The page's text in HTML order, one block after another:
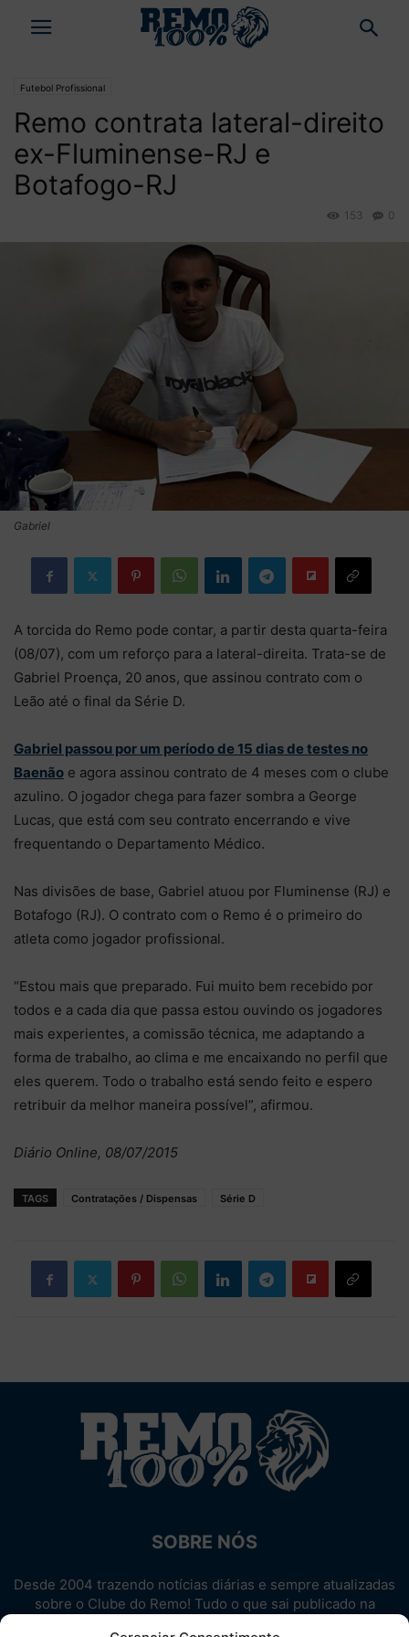
Futebol Profissional
Remo contrata lateral-direito
ex-Fluminense-RJ e
Botafogo-RJ
0
153
Gabriel
A torcida do Remo pode contar, a partir desta quarta-feira
(08/07), com um reforço para a lateral-direita. Trata-se de
Gabriel Proença, 20 anos, que assinou contrato com o
Leão até o final da Série D.
Gabriel passou por um período de 15 dias de testes no
Baenão e agora assinou contrato de 4 meses com o clube
azulino. O jogador chega para fazer sombra a George
Lucas, que está com seu contrato encerrando e vive
frequentando o Departamento Médico.
Nas divisões de base, Gabriel atuou por Fluminense (RJ) e
Botafogo (RJ). O contrato com o Remo é o primeiro do
atleta como jogador profissional.
“Estou mais que preparado. Fui muito bem recebido por
todos e a cada dia que passa estou ouvindo os jogadores
mais experientes, a comissão técnica, me adaptando a
forma de trabalho, ao clima e me encaixando no perfil que
eles querem. Todo o trabalho está sendo feito e espero
retribuir da melhor maneira possível”, afirmou.
Diário Online, 08/07/2015
TAGS Contratações / Dispensas Série D
SOBRE NÓS
Desde 2004 trazendo notícias diárias e sempre atualizadas
sobre o Clube do Remo! Tudo o que sai publicado na